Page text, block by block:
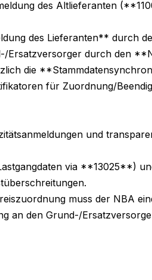
des Altlieferanten
des Lieferanten** durch
Ersatzversorger durch den
die
für Zuordnung/
und
via **13025**)
muss der NBA
an den Grund-/